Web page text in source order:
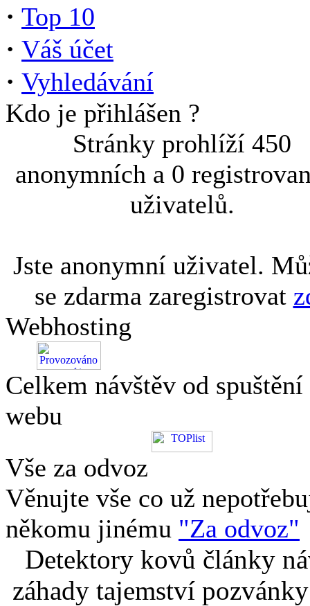
· Top 10
· Váš účet
· Vyhledávání
Kdo je přihlášen ?
Stránky prohlíží 450
anonymních a 0
uživatelů.
Jste anonymní uživatel.
se zdarma zaregistrovat
Webhosting
Celkem návštěv od spuštění
webu
Vše za odvoz
Věnujte vše co už
někomu jinému "Za odvoz"
Detektory kovů články
záhady tajemství